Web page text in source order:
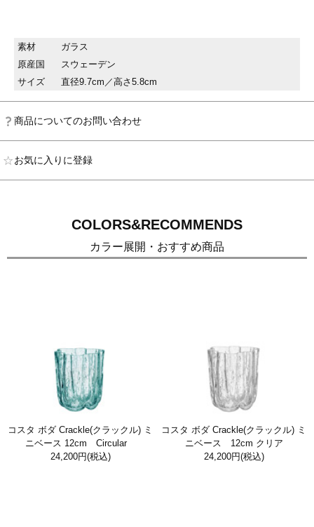
素材
ガラス
原産国
スウェーデン
サイズ
直径9.7cm／高さ5.8cm
商品についてのお問い合わせ
お気に入りに登録
COLORS&RECOMMENDS
カラー展開・おすすめ商品
コスタ ボダ Crackle(クラックル) ミ
ニベース 12cm Circular
24,200円(税込)
コスタ ボダ Crackle(クラックル) ミ
ニベース 12cm クリア
24,200円(税込)